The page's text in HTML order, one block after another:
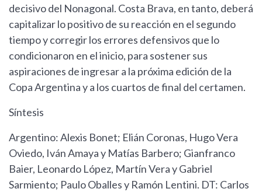
decisivo del Nonagonal. Costa Brava, en tanto, deberá
capitalizar lo positivo de su reacción en el segundo
tiempo y corregir los errores defensivos que lo
condicionaron en el inicio, para sostener sus
aspiraciones de ingresar a la próxima edición de la
Copa Argentina y a los cuartos de final del certamen.
Síntesis
Argentino: Alexis Bonet; Elián Coronas, Hugo Vera
Oviedo, Iván Amaya y Matías Barbero; Gianfranco
Baier, Leonardo López, Martín Vera y Gabriel
Sarmiento; Paulo Oballes y Ramón Lentini. DT: Carlos